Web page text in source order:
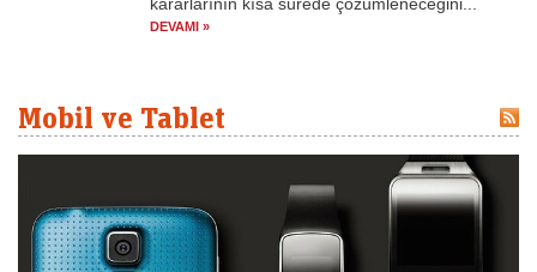
kararlarının kısa sürede çözümleneceğini...
DEVAMI »
Mobil ve Tablet